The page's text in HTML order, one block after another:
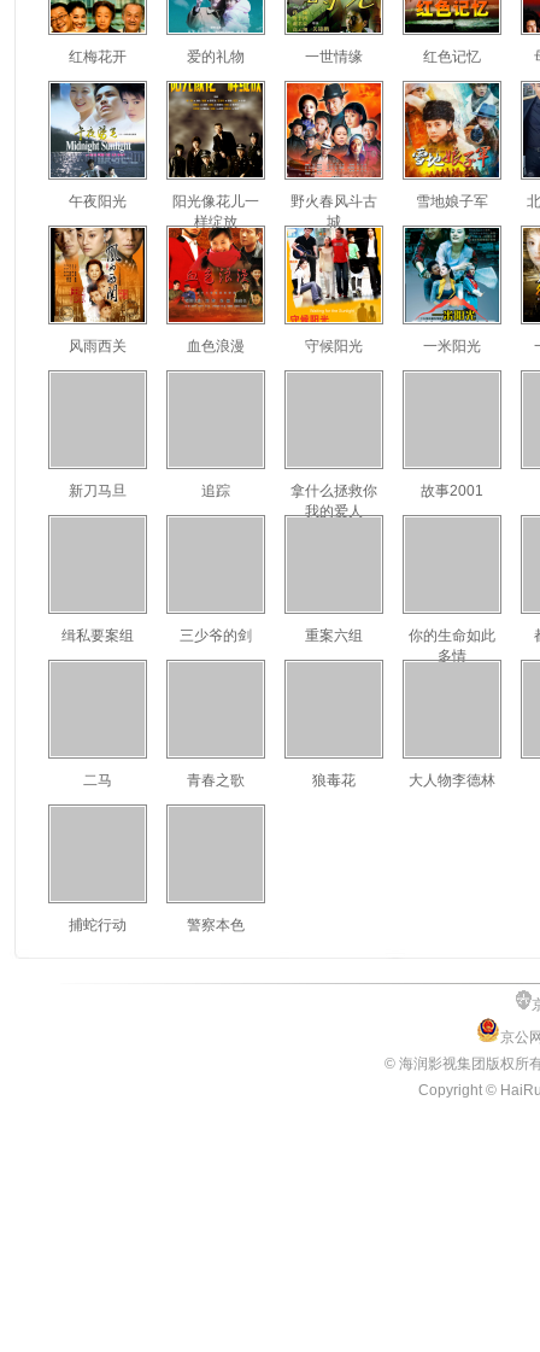
红梅花开 爱的礼物 一世情缘 红色记忆
午夜阳光
阳光像花儿一
样绽放
野火春风斗古
城
雪地娘子军
风雨西关 血色浪漫 守候阳光 一米阳光
新刀马旦 追踪
拿什么拯救你
我的爱人
故事2001
缉私要案组 三少爷的剑 重案六组
你的生命如此
多情
二马 青春之歌 狼毒花 大人物李德林
捕蛇行动 警察本色
京公
© 海润影视集团版权所
Copyright ©